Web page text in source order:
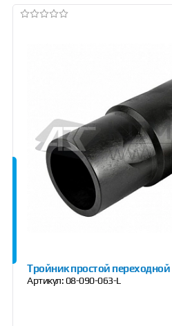
Тройник простой
Артикул:08-090-063-L